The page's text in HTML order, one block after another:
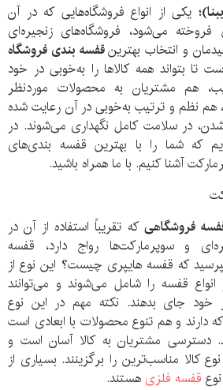
یکی از انواع فروشگاه‌هایی که در آن
می‌شود، فروشگاه‌های زنجیره‌ای
و انتخاب بهترینقفسه بندی فروشگاه
تا بتواند همه کالاها را به‌خوبی در خود
هم مشتریان به محصولات موردنظر
هم نظم و ترتیب به‌خوبی در آن رعایت شده
در سلامت کامل نگهداری می‌شوند. در
که شما را با بهترین قفسه بندی‌های
آشنا کنیم. با ما همراه باشید.
فروشگاهیکه تقریباً استفاده از آن در
و سوپرمارکت‌ها رواج دارد، قفسه
که قفسه هایپری چیست؟ این نوع از
قفسه را شامل می‌شوند و می‌توانند
خود جای بدهند. نکته مهم در این نوع
دارند و هم تنوع محصولات با ابعادی است
دسترسی مشتریان به کالا آسان است و
کالا مناسب‌ترین را برگزینند. بسیاری از
قفسه فلزی هستند.